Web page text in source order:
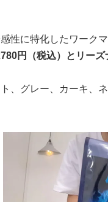
性に特化したワーク
円（税込）とリーズ
、グレー、カーキ、